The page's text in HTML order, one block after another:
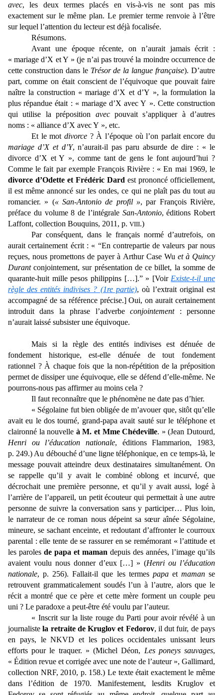
avec, les deux termes placés en vis-à-vis ne sont pas mis
exactement sur le même plan. Le premier terme renvoie à l’être
sur lequel l’attention du lecteur est déjà focalisée.
Résumons.
Avant une époque récente, on n’aurait jamais écrit :
« mariage d’X et Y » (je n’ai pas trouvé la moindre occurrence de
cette construction dans le Trésor de la langue française). D’autre
part, comme on était conscient de l’équivoque que pouvait faire
naître la construction « mariage d’X et d’Y », la formulation la
plus répandue était : « mariage d’X avec Y ». Cette construction
qui utilise la préposition avecpouvait s’appliquer à d’autres
noms : « alliance d’X avec Y », etc.
Et le motdivorce ? À l’époque où l’on parlait encore du
mariage d’X et d’Y, n’aurait-il pas paru absurde de dire : « le
divorce d’X et Y », comme tant de gens le font aujourd’hui ?
Comme le fait par exemple François Rivière : « En mai 1969, le
divorce d’Odette et Frédéric Dard est prononcé officiellement,
il est même annoncé sur les ondes, ce qui ne plaît pas du tout au
romancier. » (« San-Antonio de profil », par François Rivière,
préface du volume 8 de l’intégrale San-Antonio, éditions Robert
Laffont, collection Bouquins, 2011, p. VIII.)
Par conséquent, dans le français normé d’autrefois, on
aurait certainement écrit : « “En contrepartie de valeurs par nous
reçues, nous promettons de payer à Arthur Case Wu et à Quincy
Durantconjointement, sur présentation de ce billet, la somme de
quarante-huit mille pesos philippins […].” » [VoirExiste-t-il une
règle des entités indivises ? (1re partie), où l’extrait original est
accompagné de sa référence précise.] Oui, on aurait certainement
introduit dans la phrase l’adverbeconjointement: personne
n’aurait laissé subsister une équivoque.
Mais si la règle des entités indivises est dénuée de
fondement historique, est-elle dénuée de tout fondement
rationnel ? À chaque fois que la non-répétition de la préposition
permet de dissiper une équivoque, elle se défend d’elle-même. Ne
pourrons-nous pas affirmer au moins cela ?
Il faut reconnaître que le phénomène ne date pas d’hier.
« Ségolaine fut bien obligée de m’avouer que, sitôt qu’elle
avait eu le dos tourné, grand-papa avait sauté sur le téléphone et
claironné la nouvelle à M. et Mme Chédeville. » (Jean Dutourd,
Henri ou l’éducation nationale, éditions Flammarion, 1983,
p. 249.) Au débouché d’une ligne téléphonique, en ce temps-là, le
message pouvait atteindre deux destinataires simultanément. On
se rappelle qu’il y avait le combiné oblong et incurvé, que
décrochait une première personne, et qu’il y avait aussi, logé à
l’arrière de l’appareil, un petit écouteur qui permettait à une autre
personne de suivre la conversation sans y participer… Plus loin,
le narrateur de ce roman nous dépeint sa sœur aînée Ségolaine,
mineure, se sachant enceinte, et redoutant d’affronter le courroux
parental : elle tente de se rassurer en se remémorant « l’attitude et
les paroles de papa et maman depuis des années, l’image qu’ils
avaient voulu nous donner d’eux […] » (Henri ou l’éducation
nationale, p. 256). Fallait-il que les termes papaet mamanse
retrouvent grammaticalement soudés l’un à l’autre, alors que le
récit a montré que ce père et cette mère forment un couple peu
uni ? Le paradoxe a peut-être été voulu par l’auteur.
« Inscrit sur la liste rouge du Parti pour avoir révélé à un
journalistela retraite de Kruglov et Fedorov, il dut fuir, de pays
en pays, le NKVD et les polices occidentales unissant leurs
efforts pour le traquer. » (Michel Déon, Les poneys sauvages,
« Édition revue et corrigée avec une note de l’auteur », Gallimard,
collection NRF, 2010, p. 158.) Le texte était exactement le même
dans l’édition de 1970. Manifestement, lesdits Kruglov et